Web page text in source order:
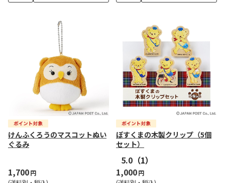
けんふくろうのマスコットぬい
ぐるみ
1,700円
ぽすくまの木製クリップ（5個
セット）
5.0 （1）
1,000円